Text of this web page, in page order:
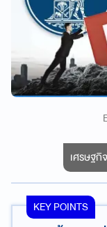
เศรษฐกิจ
KEY POINTS